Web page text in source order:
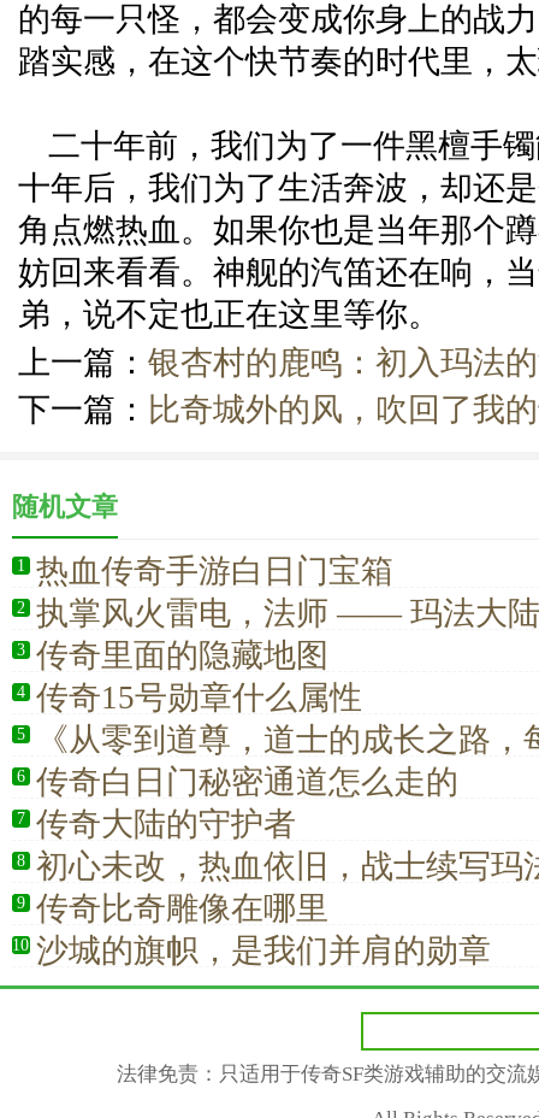
的每一只怪，都会变成你身上的战
踏实感，在这个快节奏的时代里，
二十年前，我们为了一件黑檀手
十年后，我们为了生活奔波，却还
角点燃热血。如果你也是当年那个
妨回来看看。神舰的汽笛还在响，
弟，说不定也正在这里等你。
上一篇： 银杏村的鹿鸣：初入玛法
下一篇： 比奇城外的风，吹回了我
随机文章
1 热血传奇手游白日门宝箱
2 执掌风火雷电，法师 —— 玛法大
3 传奇里面的隐藏地图
4 传奇15号勋章什么属性
5
《从零到道尊，道士的成长之路，
血澎湃》
6 传奇白日门秘密通道怎么走的
7 传奇大陆的守护者​
8 初心未改，热血依旧，战士续写玛
章
9 传奇比奇雕像在哪里
10 沙城的旗帜，是我们并肩的勋章
法律免责：只适用于传奇SF类游戏辅助的交